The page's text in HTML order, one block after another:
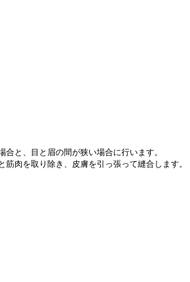
合と、目と眉の間が狭い場合に行います。
筋肉を取り除き、皮膚を引っ張って縫合します。